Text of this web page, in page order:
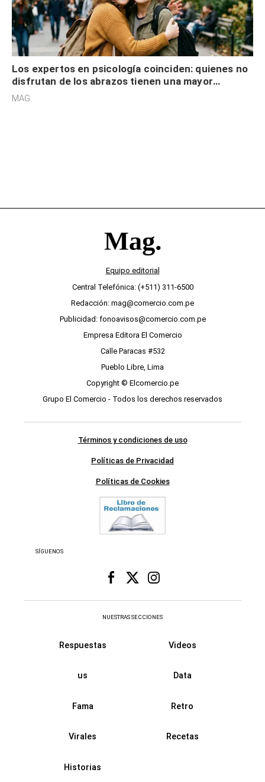
Los expertos en psicología coinciden: quienes no
disfrutan de los abrazos tienen una mayor
sensibilidad a los estímulos físicos y no es por
MAG.
Equipo editorial
Central Telefónica: (+511) 311-6500
Redacción: mag@comercio.com.pe
Publicidad: fonoavisos@comercio.com.pe
Empresa Editora El Comercio
Calle Paracas #532
Pueblo Libre, Lima
Copyright © Elcomercio.pe
Grupo El Comercio - Todos los derechos reservados
Términos y condiciones de uso
Políticas de Privacidad
Políticas de Cookies
SÍGUENOS
NUESTRAS SECCIONES
Respuestas Videos
us Data
Fama Retro
Virales Recetas
Historias